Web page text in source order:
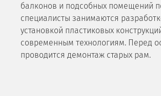
балконов и подсобных помещений
специалисты занимаются
установкой пластиковых
современным технологиям. Перед
проводится демонтаж старых рам.